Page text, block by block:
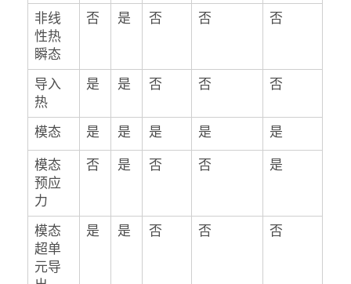
非线
性热
瞬态
否 是 否 否 否
导入
热
是 是 否 否 否
模态 是 是 是 是
是
模态
预应
力
否 是 否 否 是
模态
超单
元导
是 是 否 否 否